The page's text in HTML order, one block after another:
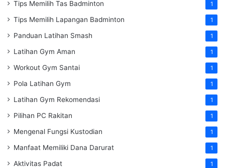
Tips Memilih Tas Badminton 1
Tips Memilih Lapangan Badminton 1
Panduan Latihan Smash 1
Latihan Gym Aman 1
Workout Gym Santai 1
Pola Latihan Gym 1
Latihan Gym Rekomendasi 1
Pilihan PC Rakitan 1
Mengenal Fungsi Kustodian 1
Manfaat Memiliki Dana Darurat 1
Aktivitas Padat 1